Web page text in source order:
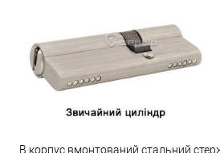
В корпус вмонтований стальний